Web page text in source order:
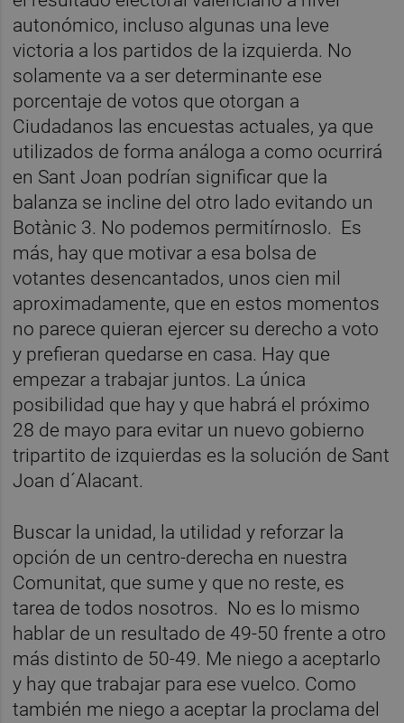
autonómico, incluso algunas una leve
victoria a los partidos de la izquierda. No
solamente va a ser determinante ese
porcentaje de votos que otorgan a
Ciudadanos las encuestas actuales, ya que
utilizados de forma análoga a como ocurrirá
en Sant Joan podrían significar que la
balanza se incline del otro lado evitando un
Botànic 3. No podemos permitírnoslo. Es
más, hay que motivar a esa bolsa de
votantes desencantados, unos cien mil
aproximadamente, que en estos momentos
no parece quieran ejercer su derecho a voto
y prefieran quedarse en casa. Hay que
empezar a trabajar juntos. La única
posibilidad que hay y que habrá el próximo
28 de mayo para evitar un nuevo gobierno
tripartito de izquierdas es la solución de Sant
Joan d´Alacant.
Buscar la unidad, la utilidad y reforzar la
opción de un centro-derecha en nuestra
Comunitat, que sume y que no reste, es
tarea de todos nosotros. No es lo mismo
hablar de un resultado de 49-50 frente a otro
más distinto de 50-49. Me niego a aceptarlo
y hay que trabajar para ese vuelco. Como
también me niego a aceptar la proclama del